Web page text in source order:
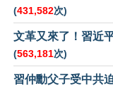
(431,582次)
文革又來了！習近
(563,181次)
習仲勳父子受中共